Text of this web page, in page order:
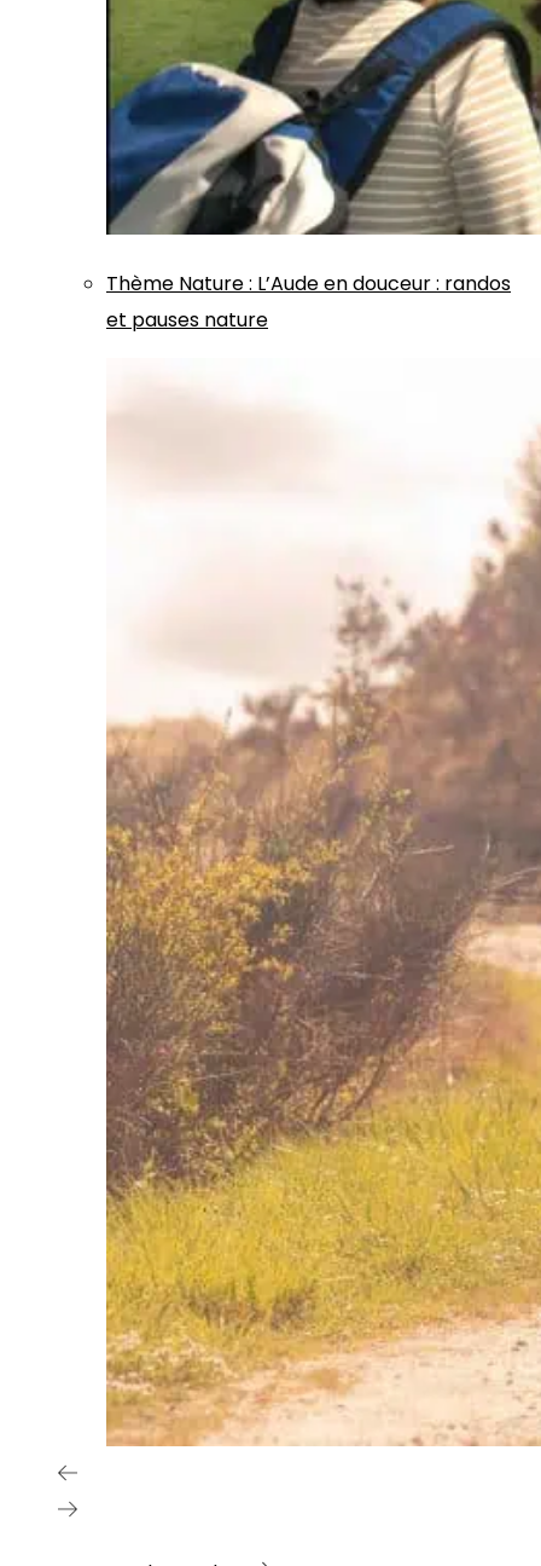
Thème Nature: L’Aude en douceur : randos
et pauses nature